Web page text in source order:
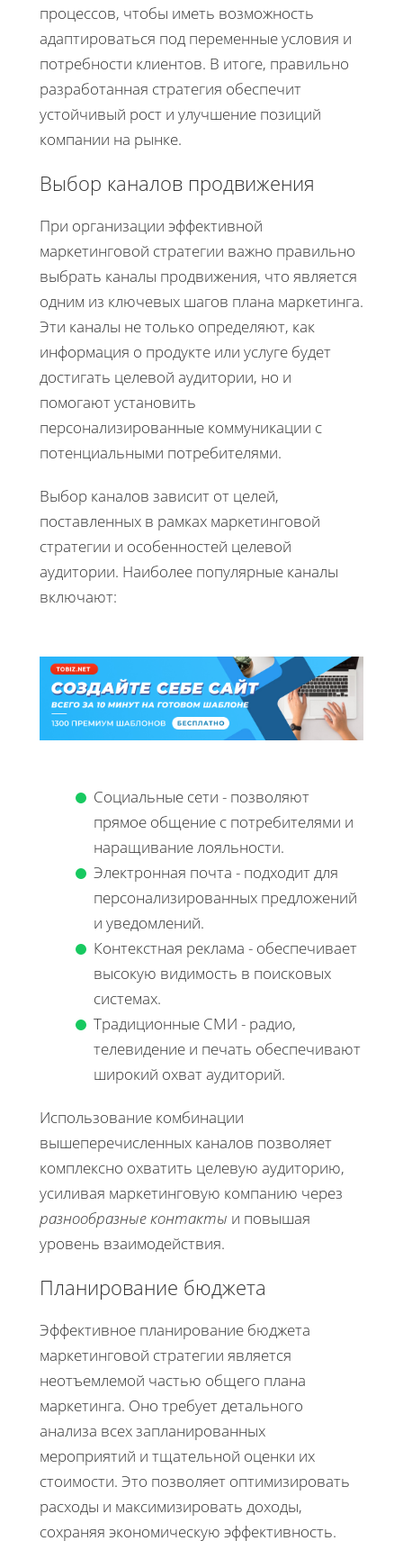
процессов, чтобы иметь возможность
адаптироваться под переменные условия и
потребности клиентов. В итоге, правильно
разработанная стратегия обеспечит
устойчивый рост и улучшение позиций
компании на рынке.
Выбор каналов продвижения
При организации эффективной
маркетинговой стратегии важно правильно
выбрать каналы продвижения, что является
одним из ключевых шагов плана маркетинга.
Эти каналы не только определяют, как
информация о продукте или услуге будет
достигать целевой аудитории, но и
помогают установить
персонализированные коммуникации с
потенциальными потребителями.
Выбор каналов зависит от целей,
поставленных в рамках маркетинговой
стратегии и особенностей целевой
аудитории. Наиболее популярные каналы
включают:
Социальные сети - позволяют
прямое общение с потребителями и
наращивание лояльности.
Электронная почта - подходит для
персонализированных предложений
и уведомлений.
Контекстная реклама - обеспечивает
высокую видимость в поисковых
системах.
Традиционные СМИ - радио,
телевидение и печать обеспечивают
широкий охват аудиторий.
Использование комбинации
вышеперечисленных каналов позволяет
комплексно охватить целевую аудиторию,
усиливая маркетинговую компанию через
разнообразные контакты и повышая
уровень взаимодействия.
Планирование бюджета
Эффективное планирование бюджета
маркетинговой стратегии является
неотъемлемой частью общего плана
маркетинга. Оно требует детального
анализа всех запланированных
мероприятий и тщательной оценки их
стоимости. Это позволяет оптимизировать
расходы и максимизировать доходы,
сохраняя экономическую эффективность.